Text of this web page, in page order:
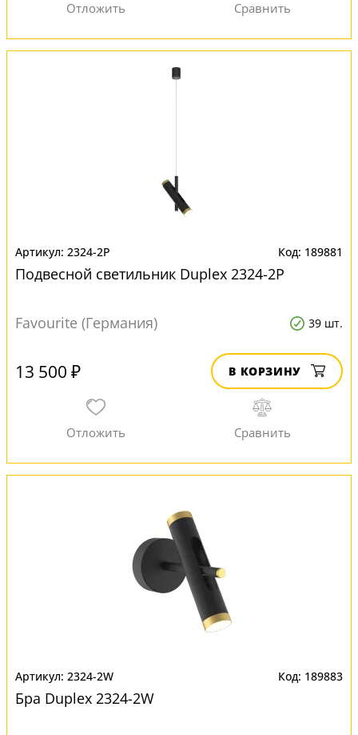
2324-2P 189881
Подвесной светильник Duplex 2324-2P
Favourite (Германия) 39 шт.
13 500 ₽ В КОРЗИНУ
2324-2W 189883
Бра Duplex 2324-2W